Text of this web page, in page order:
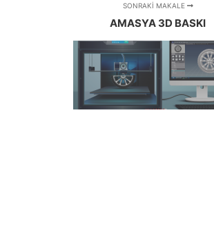
SONRAKI MAKALE
AMASYA 3D BASKI